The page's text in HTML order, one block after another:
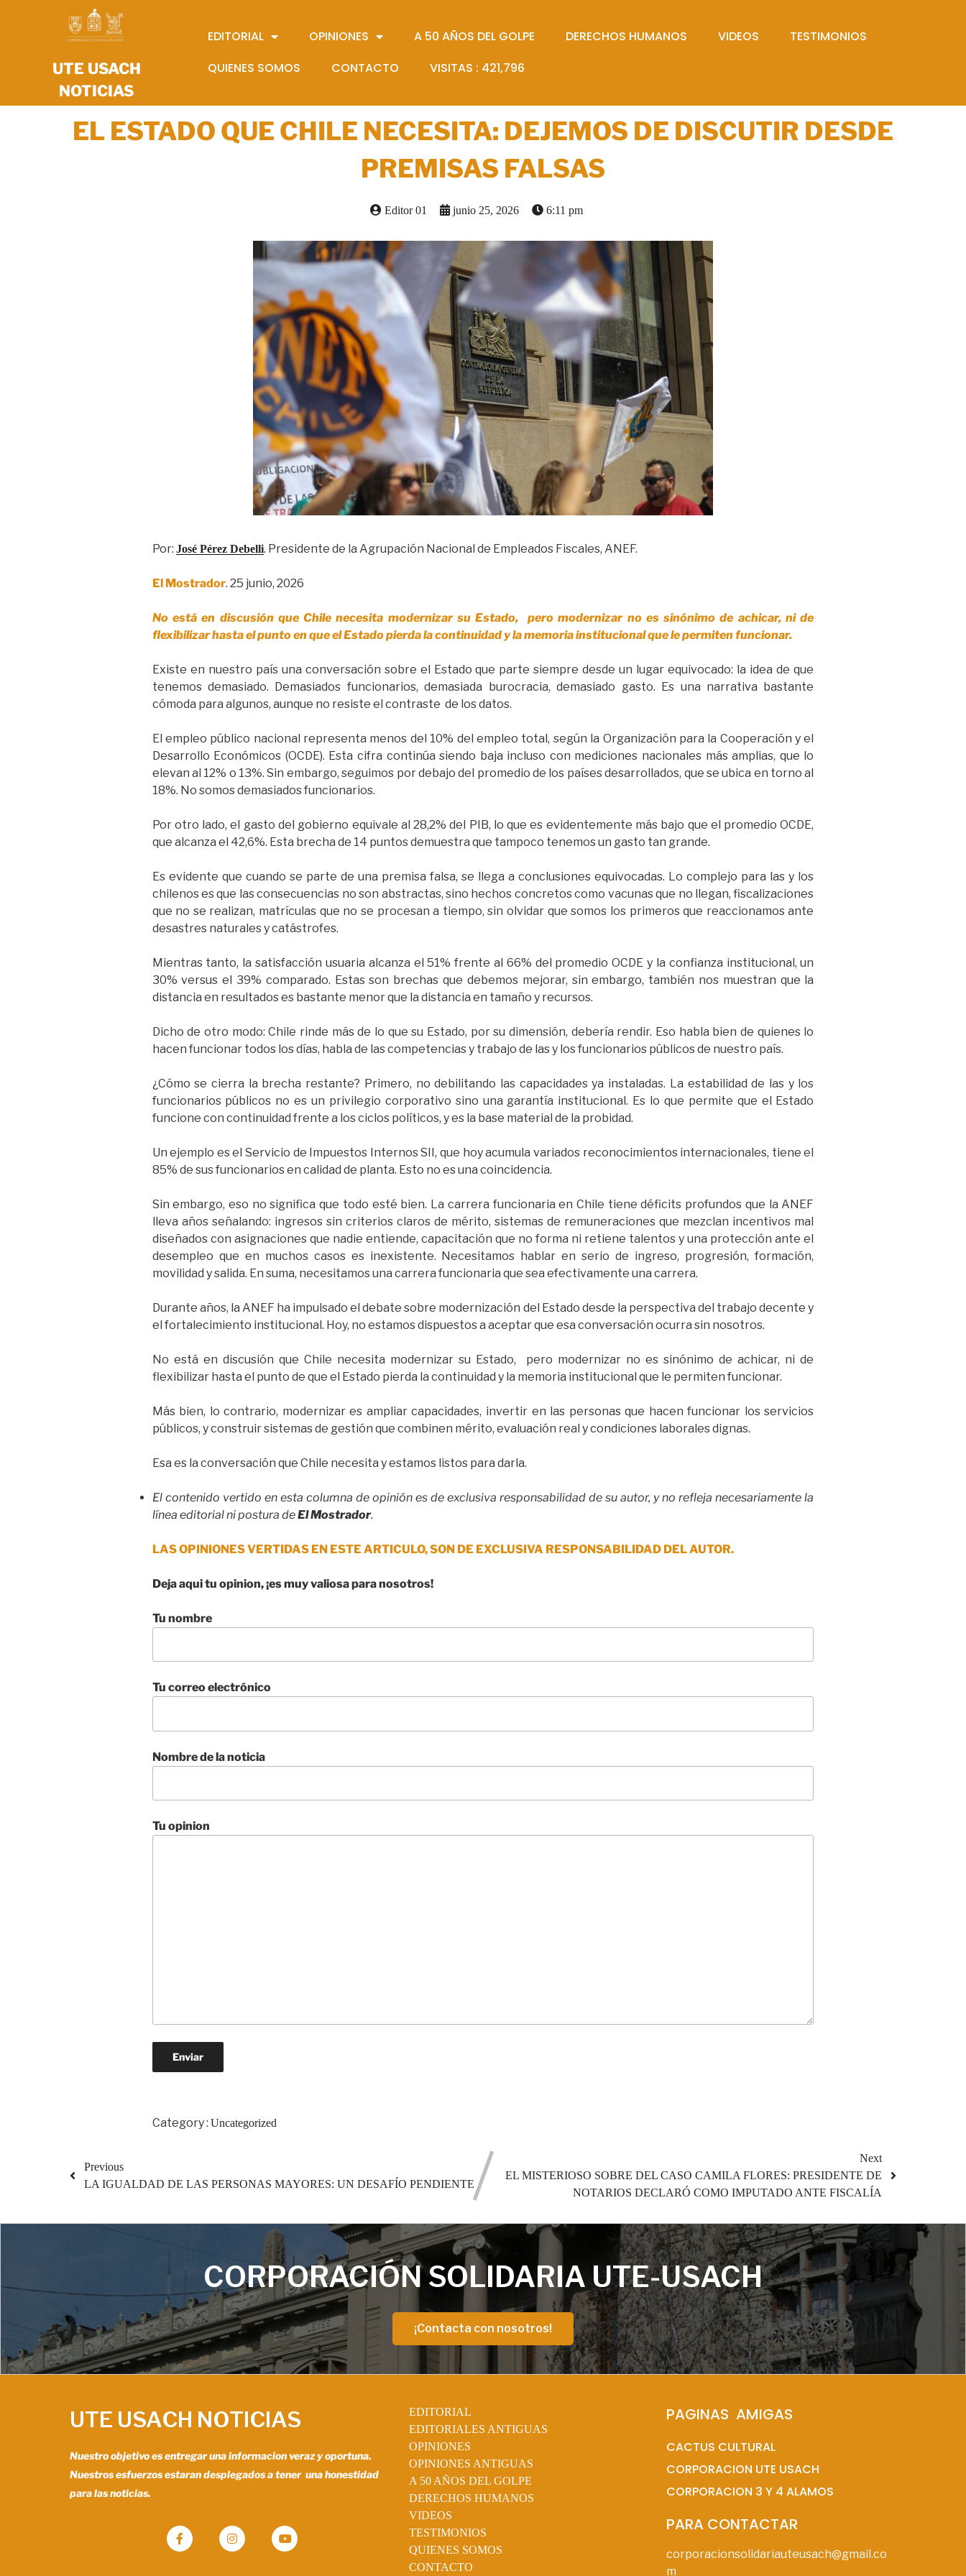
UTE USACH
NOTICIAS
EDITORIAL OPINIONES A 50 AÑOS DEL GOLPE DERECHOS HUMANOS VIDEOS
TESTIMONIOS
QUIENES SOMOS
CONTACTO VISITAS : 421,796
EL ESTADO QUE CHILE NECESITA: DEJEMOS DE DISCUTIR DESDE
PREMISAS FALSAS
Editor 01 junio 25, 2026 6:11 pm
Por: José Pérez Debelli. Presidente de la Agrupación Nacional de Empleados Fiscales, ANEF.
El Mostrador. 25 junio, 2026
No está en discusión que Chile necesita modernizar su Estado, pero modernizar no es sinónimo de achicar, ni de
flexibilizar hasta el punto en que el Estado pierda la continuidad y la memoria institucional que le permiten funcionar.
Existe en nuestro país una conversación sobre el Estado que parte siempre desde un lugar equivocado: la idea de que
tenemos demasiado. Demasiados funcionarios, demasiada burocracia, demasiado gasto. Es una narrativa bastante
cómoda para algunos, aunque no resiste el contraste de los datos.
El empleo público nacional representa menos del 10% del empleo total, según la Organización para la Cooperación y el
Desarrollo Económicos (OCDE). Esta cifra continúa siendo baja incluso con mediciones nacionales más amplias, que lo
elevan al 12% o 13%. Sin embargo, seguimos por debajo del promedio de los países desarrollados, que se ubica en torno al
18%. No somos demasiados funcionarios.
Por otro lado, el gasto del gobierno equivale al 28,2% del PIB, lo que es evidentemente más bajo que el promedio OCDE,
que alcanza el 42,6%. Esta brecha de 14 puntos demuestra que tampoco tenemos un gasto tan grande.
Es evidente que cuando se parte de una premisa falsa, se llega a conclusiones equivocadas. Lo complejo para las y los
chilenos es que las consecuencias no son abstractas, sino hechos concretos como vacunas que no llegan, fiscalizaciones
que no se realizan, matrículas que no se procesan a tiempo, sin olvidar que somos los primeros que reaccionamos ante
desastres naturales y catástrofes.
Mientras tanto, la satisfacción usuaria alcanza el 51% frente al 66% del promedio OCDE y la confianza institucional, un
30% versus el 39% comparado. Estas son brechas que debemos mejorar, sin embargo, también nos muestran que la
distancia en resultados es bastante menor que la distancia en tamaño y recursos.
Dicho de otro modo: Chile rinde más de lo que su Estado, por su dimensión, debería rendir. Eso habla bien de quienes lo
hacen funcionar todos los días, habla de las competencias y trabajo de las y los funcionarios públicos de nuestro país.
¿Cómo se cierra la brecha restante? Primero, no debilitando las capacidades ya instaladas. La estabilidad de las y los
funcionarios públicos no es un privilegio corporativo sino una garantía institucional. Es lo que permite que el Estado
funcione con continuidad frente a los ciclos políticos, y es la base material de la probidad.
Un ejemplo es el Servicio de Impuestos Internos SII, que hoy acumula variados reconocimientos internacionales, tiene el
85% de sus funcionarios en calidad de planta. Esto no es una coincidencia.
Sin embargo, eso no significa que todo esté bien. La carrera funcionaria en Chile tiene déficits profundos que la ANEF
lleva años señalando: ingresos sin criterios claros de mérito, sistemas de remuneraciones que mezclan incentivos mal
diseñados con asignaciones que nadie entiende, capacitación que no forma ni retiene talentos y una protección ante el
desempleo que en muchos casos es inexistente. Necesitamos hablar en serio de ingreso, progresión, formación,
movilidad y salida. En suma, necesitamos una carrera funcionaria que sea efectivamente una carrera.
Durante años, la ANEF ha impulsado el debate sobre modernización del Estado desde la perspectiva del trabajo decente y
el fortalecimiento institucional. Hoy, no estamos dispuestos a aceptar que esa conversación ocurra sin nosotros.
No está en discusión que Chile necesita modernizar su Estado, pero modernizar no es sinónimo de achicar, ni de
flexibilizar hasta el punto de que el Estado pierda la continuidad y la memoria institucional que le permiten funcionar.
Más bien, lo contrario, modernizar es ampliar capacidades, invertir en las personas que hacen funcionar los servicios
públicos, y construir sistemas de gestión que combinen mérito, evaluación real y condiciones laborales dignas.
Esa es la conversación que Chile necesita y estamos listos para darla.
El contenido vertido en esta columna de opinión es de exclusiva responsabilidad de su autor, y no refleja necesariamente la
línea editorial ni postura deEl Mostrador.
LAS OPINIONES VERTIDAS EN ESTE ARTICULO, SON DE EXCLUSIVA RESPONSABILIDAD DEL AUTOR.
Deja aqui tu opinion, ¡es muy valiosa para nosotros!
Tu nombre
Tu correo electrónico
Nombre de la noticia
Tu opinion
Category : Uncategorized
Previous
LA IGUALDAD DE LAS PERSONAS MAYORES: UN DESAFÍO PENDIENTE
Next
EL MISTERIOSO SOBRE DEL CASO CAMILA FLORES: PRESIDENTE DE
NOTARIOS DECLARÓ COMO IMPUTADO ANTE FISCALÍA
CORPORACIÓN SOLIDARIA UTE-USACH
¡Contacta con nosotros!
UTE USACH NOTICIAS
Nuestro objetivo es entregar una informacion veraz y oportuna.
Nuestros esfuerzos estaran desplegados a tener una honestidad
para las noticias.
EDITORIAL
EDITORIALES ANTIGUAS
OPINIONES
OPINIONES ANTIGUAS
A 50 AÑOS DEL GOLPE
DERECHOS HUMANOS
VIDEOS
TESTIMONIOS
QUIENES SOMOS
CONTACTO
PAGINAS  AMIGAS
CACTUS CULTURAL
CORPORACION UTE USACH
CORPORACION 3 Y 4 ALAMOS
PARA CONTACTAR
corporacionsolidariauteusach@gmail.co
m